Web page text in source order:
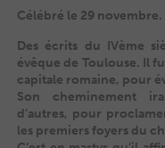
Célébré le 29 novembre.
Des écrits du IVème
évêque de Toulouse. Il
capitale romaine, pour
Son cheminement
d’autres, pour
les premiers foyers du